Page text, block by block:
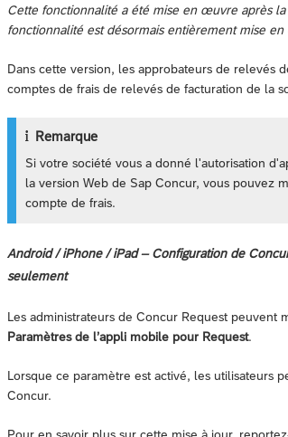
Cette fonctionnalité a été mise en œuvre après
fonctionnalité est désormais entièrement mise
Dans cette version, les approbateurs de relevés
comptes de frais de relevés de facturation de la
Remarque
Si votre société vous a donné l'autorisation
la version Web de Sap Concur, vous pouvez
compte de frais.
Android / iPhone / iPad – Configuration de
seulement
Les administrateurs de Concur Request peuvent
Paramètres de l’appli mobile pour Request.
Lorsque ce paramètre est activé, les utilisateurs
Concur.